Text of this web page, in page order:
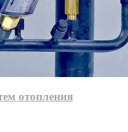
отопления